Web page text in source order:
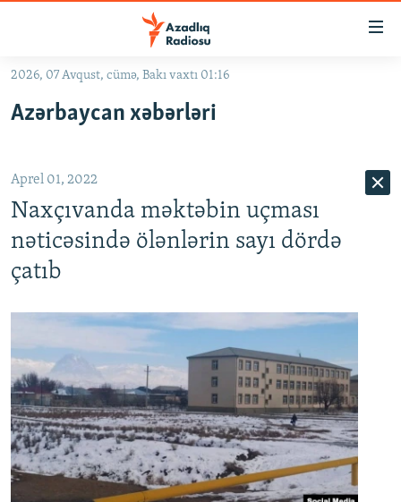
Əsas
qayıt
qayıt
Axtarışa
#ƏSLINDƏ
FƏRQƏ BAX
QANUNI DOĞRU
ARAŞDIRMA
MULTIMEDIA
FOTOQALEREYA
İNFOQRAFIKA
KARIKATURA
RADIO ARXIV
OXU ZALI
AZƏRBAYCAN ƏDƏBIYYATI KITABXANASI
İSLAM VƏ DEMOKRATIYA
İZ - MƏDƏNIYYƏT PROQRAMI
HAQQIMIZDA
MISSIYAMIZ
PEŞƏ ETIKASI VƏ JURNALISTIKA STANDARTLARIMIZ
MATERIALLARIMIZDAN ISTIFADƏ
BIZI IZLƏ
2026, 07 Avqust, cümə, Bakı vaxtı 01:16
Azərbaycan xəbərləri
Aprel 01, 2022
Naxçıvanda məktəbin uçması
nəticəsində ölənlərin sayı dördə
çatıb